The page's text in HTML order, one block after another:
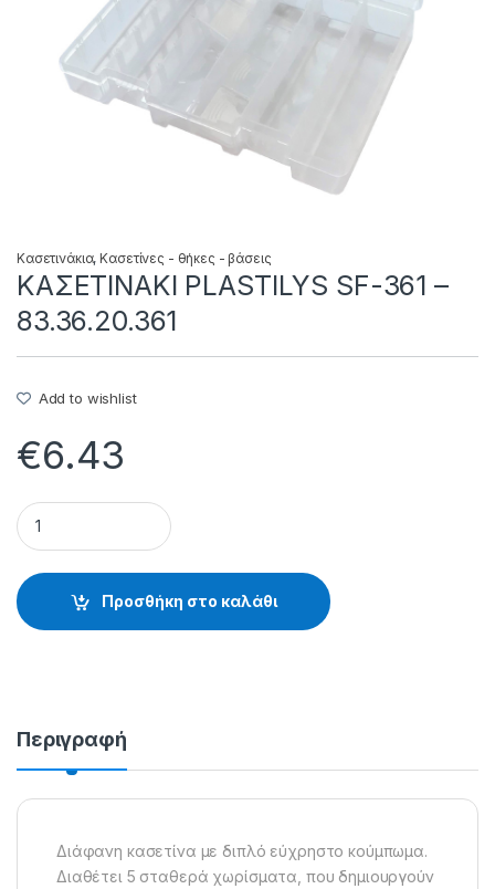
Κασετινάκια,Κασετίνες - θήκες - βάσεις
ΚΑΣΕΤΙΝΑΚΙ PLASTILYS SF-361 –
83.36.20.361
Add to wishlist
€6.43
ΚΑΣΕΤΙΝΑΚΙ PLASTILYS SF-361 - 83.36.20.361 quantity
Προσθήκη στο καλάθι
Περιγραφή
Διάφανη κασετίνα με διπλό εύχρηστο κούμπωμα.
Διαθέτει 5 σταθερά χωρίσματα, που δημιουργούν